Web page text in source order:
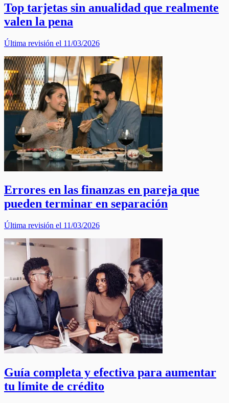
Top tarjetas sin anualidad que realmente
valen la pena
Última revisión el 11/03/2026
Errores en las finanzas en pareja que
pueden terminar en separación
Última revisión el 11/03/2026
Guía completa y efectiva para aumentar
tu límite de crédito